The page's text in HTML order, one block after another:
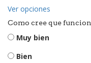
Ver opciones
Como cree que
Muy bien
Bien